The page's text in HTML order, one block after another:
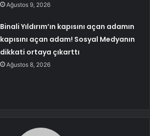
Ağustos 9, 2026
Binali Yıldırım’ın kapısını açan adamın
kapısını açan adam! Sosyal Medyanın
dikkati ortaya çıkarttı
Ağustos 8, 2026